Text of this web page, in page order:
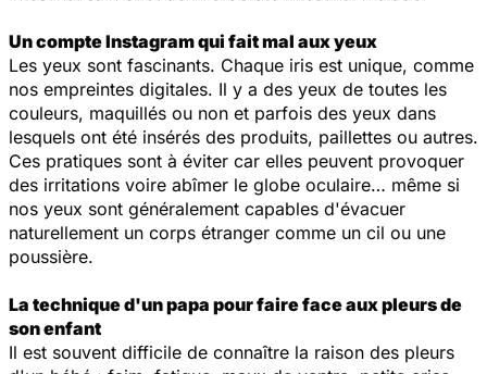
Un compte Instagram qui fait mal aux yeux
Les yeux sont fascinants. Chaque iris est unique, comme
nos empreintes digitales. Il y a des yeux de toutes les
couleurs, maquillés ou non et parfois des yeux dans
lesquels ont été insérés des produits, paillettes ou autres.
Ces pratiques sont à éviter car elles peuvent provoquer
des irritations voire abîmer le globe oculaire… même si
nos yeux sont généralement capables d'évacuer
naturellement un corps étranger comme un cil ou une
poussière.
La technique d'un papa pour faire face aux pleurs de
son enfant
Il est souvent difficile de connaître la raison des pleurs